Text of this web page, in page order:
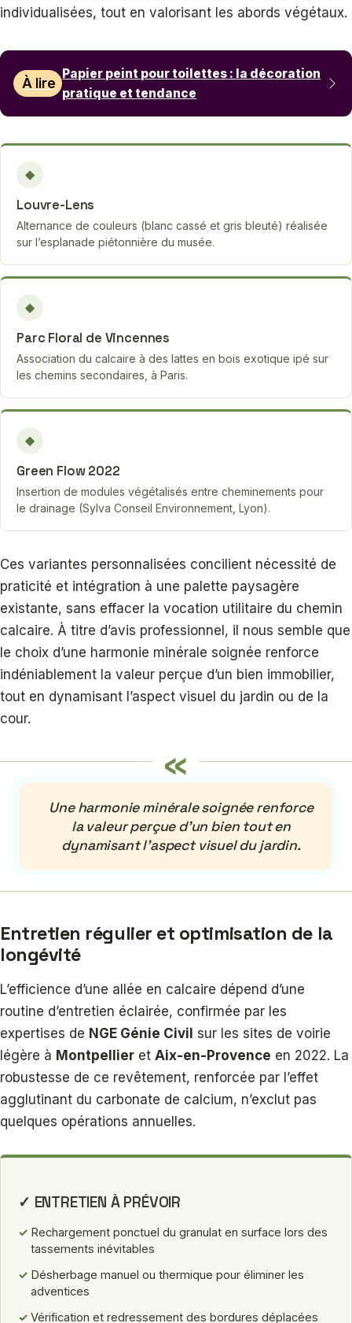
individualisées, tout en valorisant les abords végétaux.
À lire
Papier peint pour toilettes : la décoration
pratique et tendance
◆
Louvre-Lens
Alternance de couleurs (blanc cassé et gris bleuté) réalisée
sur l’esplanade piétonnière du musée.
◆
Parc Floral de Vincennes
Association du calcaire à des lattes en bois exotique ipé sur
les chemins secondaires, à Paris.
◆
Green Flow 2022
Insertion de modules végétalisés entre cheminements pour
le drainage (Sylva Conseil Environnement, Lyon).
Ces variantes personnalisées concilient nécessité de
praticité et intégration à une palette paysagère
existante, sans effacer la vocation utilitaire du chemin
calcaire. À titre d’avis professionnel, il nous semble que
le choix d’une harmonie minérale soignée renforce
indéniablement la valeur perçue d’un bien immobilier,
tout en dynamisant l’aspect visuel du jardin ou de la
cour.
«
Une harmonie minérale soignée renforce
la valeur perçue d’un bien tout en
dynamisant l’aspect visuel du jardin.
Entretien régulier et optimisation de la
longévité
L’efficience d’une allée en calcaire dépend d’une
routine d’entretien éclairée, confirmée par les
expertises de NGE Génie Civil sur les sites de voirie
légère à Montpellier et Aix-en-Provence en 2022. La
robustesse de ce revêtement, renforcée par l’effet
agglutinant du carbonate de calcium, n’exclut pas
quelques opérations annuelles.
✓ ENTRETIEN À PRÉVOIR
✓ Rechargement ponctuel du granulat en surface lors des
tassements inévitables
✓ Désherbage manuel ou thermique pour éliminer les
adventices
✓ Vérification et redressement des bordures déplacées